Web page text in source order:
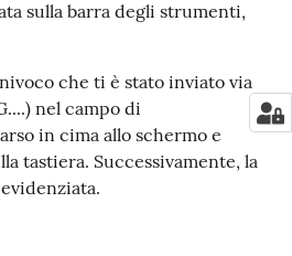
sulla barra degli strumenti,
che ti è stato inviato via
nel campo di
in cima allo schermo e
tastiera. Successivamente, la